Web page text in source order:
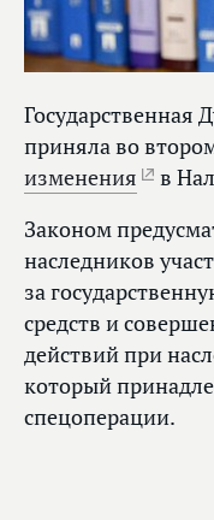
Государственная
приняла во
изменения
в
Законом
наследников
за
средств и
действий при
который
спецоперации.